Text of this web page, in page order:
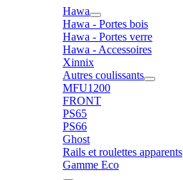
Hawa
Hawa - Portes bois
Hawa - Portes verre
Hawa - Accessoires
Xinnix
Autres coulissants
MFU1200
FRONT
PS65
PS66
Ghost
Rails et roulettes apparents
Gamme Eco